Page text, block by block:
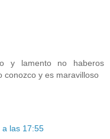
y lamento no haberos
conozco y es maravilloso
las 17:55